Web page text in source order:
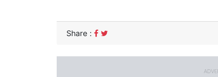
Share :